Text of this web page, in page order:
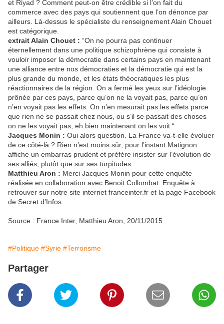
et Riyad ? Comment peut-on être crédible si l’on fait du
commerce avec des pays qui soutiennent que l’on dénonce par
ailleurs. Là-dessus le spécialiste du renseignement Alain Chouet
est catégorique.
extrait Alain Chouet : “On ne pourra pas continuer
éternellement dans une politique schizophrène qui consiste à
vouloir imposer la démocratie dans certains pays en maintenant
une alliance entre nos démocraties et la démocratie qui est la
plus grande du monde, et les états théocratiques les plus
réactionnaires de la région. On a fermé les yeux sur l’idéologie
prônée par ces pays, parce qu’on ne la voyait pas, parce qu’on
n’en voyait pas les effets. On n’en mesurait pas les effets parce
que rien ne se passait chez nous, ou s’il se passait des choses
on ne les voyait pas, eh bien maintenant on les voit.“
Jacques Monin : Oui alors question. La France va-t-elle évoluer
de ce côté-là ? Rien n’est moins sûr, pour l’instant Matignon
affiche un embarras prudent et préfère insister sur l’évolution de
ses alliés, plutôt que sur ses turpitudes.
Matthieu Aron : Merci Jacques Monin pour cette enquête
réalisée en collaboration avec Benoit Collombat. Enquête à
retrouver sur notre site internet franceinter.fr et la page Facebook
de Secret d’Infos.
Source : France Inter, Matthieu Aron, 20/11/2015
#Politique #Syrie #Terrorisme
Partager